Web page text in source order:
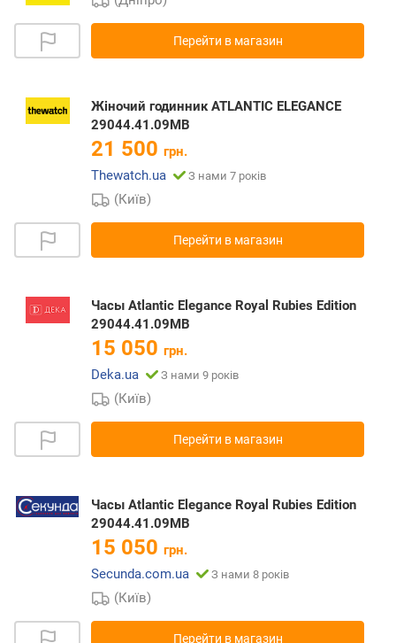
Перейти в магазин
Жіночий годинник ATLANTIC ELEGANCE
29044.41.09MB
21 500 грн.
Thewatch.ua
З нами 7 років
(Київ)
Перейти в магазин
Часы Atlantic Elegance Royal Rubies Edition
29044.41.09MB
15 050 грн.
Deka.ua
З нами 9 років
(Київ)
Перейти в магазин
Часы Atlantic Elegance Royal Rubies Edition
29044.41.09MB
15 050 грн.
Secunda.com.ua
З нами 8 років
(Київ)
Перейти в магазин